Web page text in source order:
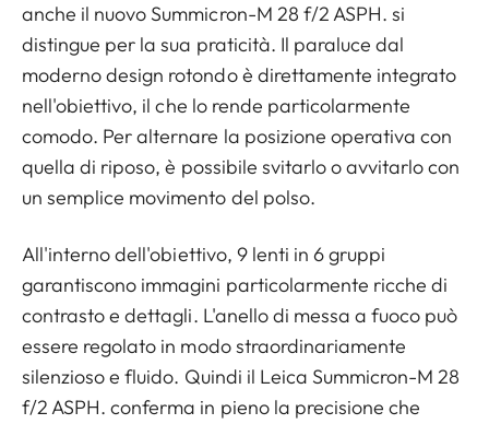
anche il nuovo Summicron-M 28 f/2 ASPH. si
distingue per la sua praticità. Il paraluce dal
moderno design rotondo è direttamente integrato
nell'obiettivo, il che lo rende particolarmente
comodo. Per alternare la posizione operativa con
quella di riposo, è possibile svitarlo o avvitarlo con
un semplice movimento del polso.
All'interno dell'obiettivo, 9 lenti in ​​6 gruppi
garantiscono immagini particolarmente ricche di
contrasto e dettagli. L'anello di messa a fuoco può
essere regolato in modo straordinariamente
silenzioso e fluido. Quindi il Leica Summicron-M 28
f/2 ASPH. conferma in pieno la precisione che